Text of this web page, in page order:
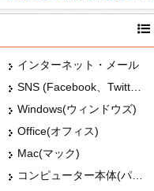
インターネット・メール
Windows(ウィンドウズ)
Office(オフィス)
Mac(マック)